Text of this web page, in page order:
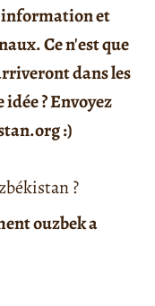
et
Ce n'est que
dans les
? Envoyez
:)
?
ouzbek a